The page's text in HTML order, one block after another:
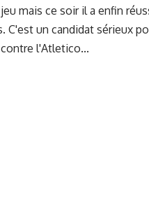
mais ce soir il a enfin
C'est un candidat sérieux
l'Atletico...